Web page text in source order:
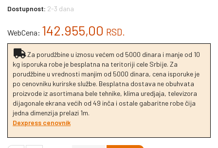
Dostupnost: 2-3 dana
WebCena: 142.955,00 RSD.
Za porudžbine u iznosu većem od 5000 dinara i manje od 10
kg isporuka robe je besplatna na teritoriji cele Srbije. Za
porudžbine u vrednosti manjim od 5000 dinara, cena isporuke je
po cenovniku kurirske službe. Besplatna dostava ne obuhvata
proizvode iz asortimana bele tehnike, klima uredjaja, televizora
dijagonale ekrana većih od 49 inča i ostale gabaritne robe čija
jedna dimenzija prelazi 1m.
Dexpress cenovnik